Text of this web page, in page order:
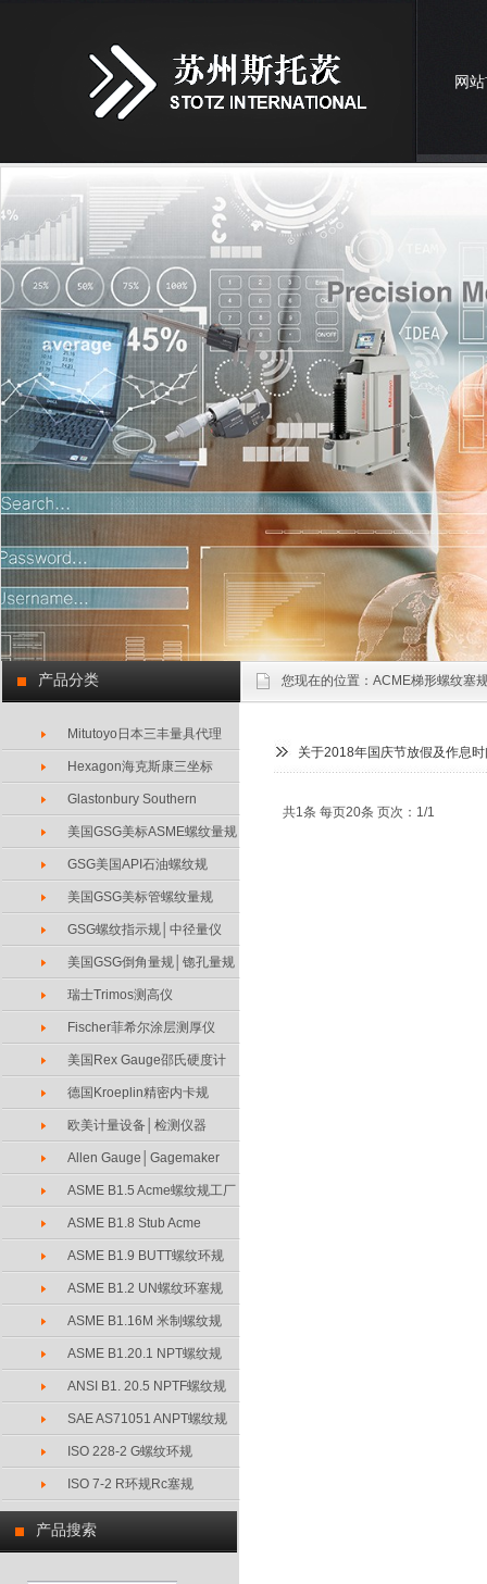
网
产品搜索
您现在的位置： ACME梯形螺纹塞
产品分类
Mitutoyo日本三丰量具代理
Hexagon海克斯康三坐标
Glastonbury Southern
美国GSG美标ASME螺纹量规
GSG美国API石油螺纹规
美国GSG美标管螺纹量规
GSG螺纹指示规│中径量仪
美国GSG倒角量规│锪孔量规
瑞士Trimos测高仪
Fischer菲希尔涂层测厚仪
美国Rex Gauge邵氏硬度计
德国Kroeplin精密内卡规
欧美计量设备│检测仪器
Allen Gauge│Gagemaker
ASME B1.5 Acme螺纹规工厂
ASME B1.8 Stub Acme
ASME B1.9 BUTT螺纹环规
ASME B1.2 UN螺纹环塞规
ASME B1.16M 米制螺纹规
ASME B1.20.1 NPT螺纹规
ANSI B1. 20.5 NPTF螺纹规
SAE AS71051 ANPT螺纹规
ISO 228-2 G螺纹环规
ISO 7-2 R环规Rc塞规
关于2018年国庆节放假及作息
共1条 每页20条 页次：1/1